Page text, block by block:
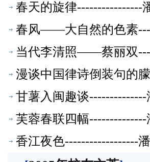
春天的旋律----------------
春风——大自然的色素
当代李清照――蔡丽双
漫谈中国律诗倒装句的
甘薯入闽趣谈
芙蓉春联四幅
香江夜色------------------